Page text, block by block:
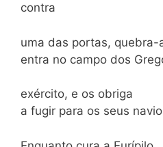
contra
uma das portas, quebra-
entra no campo dos
exército, e os obriga
a fugir para os seus